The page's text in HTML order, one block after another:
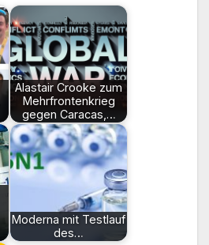
Alastair Crooke zum
Mehrfrontenkrieg
gegen Caracas,…
Moderna mit Testlauf
des…